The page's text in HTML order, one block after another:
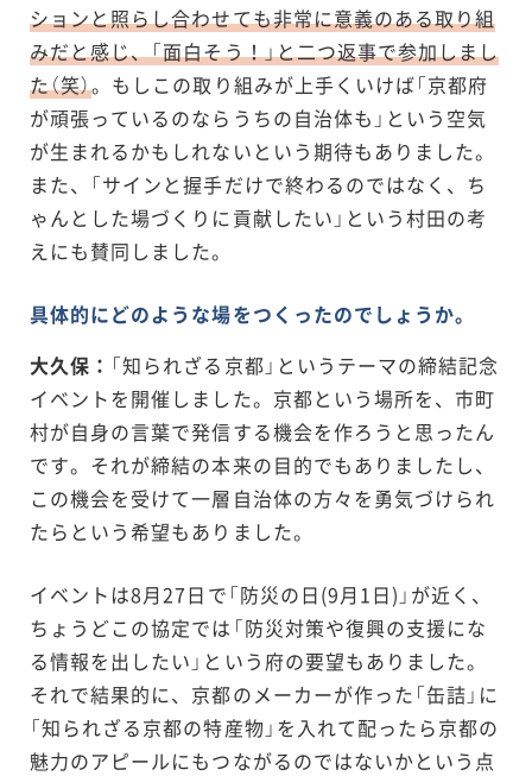
ションと照らし合わせても非常に意義のある取り組
みだと感じ、「面白そう！」と二つ返事で参加しまし
た（笑）。もしこの取り組みが上手くいけば「京都府
が頑張っているのならうちの自治体も」という空気
が生まれるかもしれないという期待もありました。
また、「サインと握手だけで終わるのではなく、ち
ゃんとした場づくりに貢献したい」という村田の考
えにも賛同しました。
具体的にどのような場をつくったのでしょうか。
大久保： 「知られざる京都」というテーマの締結記念
イベントを開催しました。京都という場所を、市町
村が自身の言葉で発信する機会を作ろうと思ったん
です。それが締結の本来の目的でもありましたし、
この機会を受けて一層自治体の方々を勇気づけられ
たらという希望もありました。
イベントは8月27日で「防災の日(9月1日)」が近く、
ちょうどこの協定では「防災対策や復興の支援にな
る情報を出したい」という府の要望もありました。
それで結果的に、京都のメーカーが作った「缶詰」に
「知られざる京都の特産物」を入れて配ったら京都の
魅力のアピールにもつながるのではないかという点